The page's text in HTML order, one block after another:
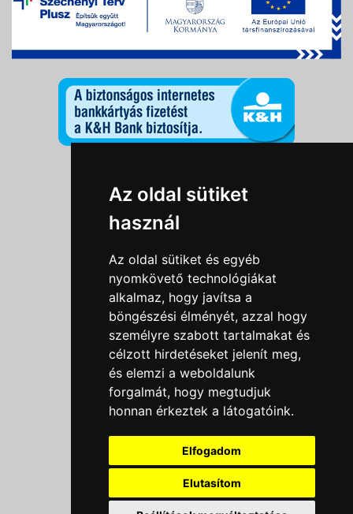
Az oldal sütiket
használ
Az oldal sütiket és egyéb
nyomkövető technológiákat
alkalmaz, hogy javítsa a
böngészési élményét, azzal hogy
személyre szabott tartalmakat és
célzott hirdetéseket jelenít meg,
és elemzi a weboldalunk
forgalmát, hogy megtudjuk
honnan érkeztek a látogatóink.
Elfogadom
Elutasítom
Információk
Általános szerződési feltételek
Impresszum
Nyereményjáték szabály
Outlet nap nyereményjáték szabályzat
Süti beállítások
Menü
Ajánlatkérés
Szakmai tippek / Újdonságok
Kapcsolat
Letölthető katalógusok
Rólunk
Szállítás